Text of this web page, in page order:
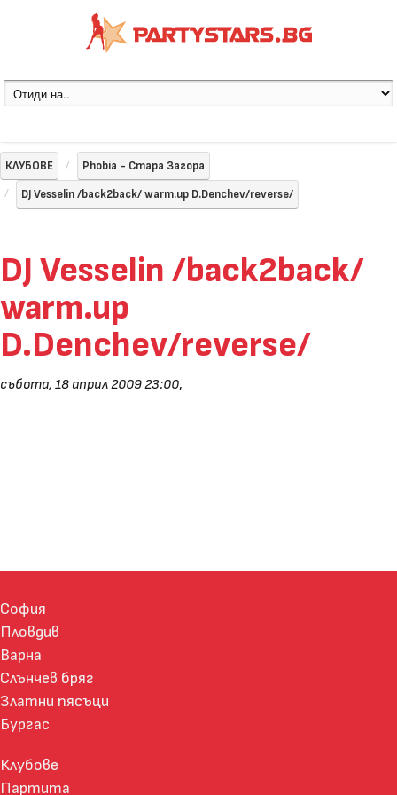
КЛУБОВЕ
Phobia - Стара Загора
DJ Vesselin /back2back/ warm.up D.Denchev/reverse/
DJ Vesselin /back2back/
warm.up
D.Denchev/reverse/
събота, 18 април 2009 23:00,
София
Пловдив
Варна
Слънчев бряг
Златни пясъци
Бургас
Клубове
Партита